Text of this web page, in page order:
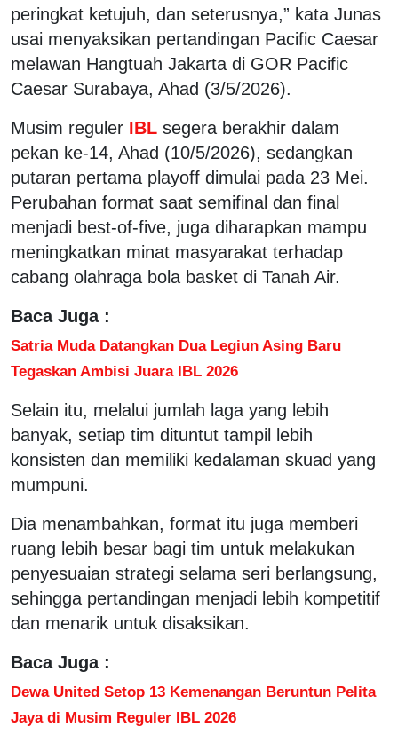
peringkat ketujuh, dan seterusnya,” kata Junas
usai menyaksikan pertandingan Pacific Caesar
melawan Hangtuah Jakarta di GOR Pacific
Caesar Surabaya, Ahad (3/5/2026).
Musim reguler IBL segera berakhir dalam
pekan ke-14, Ahad (10/5/2026), sedangkan
putaran pertama playoff dimulai pada 23 Mei.
Perubahan format saat semifinal dan final
menjadi best-of-five, juga diharapkan mampu
meningkatkan minat masyarakat terhadap
cabang olahraga bola basket di Tanah Air.
Baca Juga :
Satria Muda Datangkan Dua Legiun Asing Baru
Tegaskan Ambisi Juara IBL 2026
Selain itu, melalui jumlah laga yang lebih
banyak, setiap tim dituntut tampil lebih
konsisten dan memiliki kedalaman skuad yang
mumpuni.
Dia menambahkan, format itu juga memberi
ruang lebih besar bagi tim untuk melakukan
penyesuaian strategi selama seri berlangsung,
sehingga pertandingan menjadi lebih kompetitif
dan menarik untuk disaksikan.
Baca Juga :
Dewa United Setop 13 Kemenangan Beruntun Pelita
Jaya di Musim Reguler IBL 2026